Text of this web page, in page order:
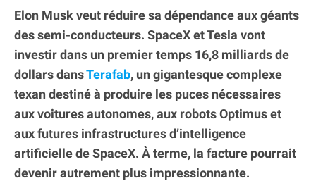
Elon Musk veut réduire sa dépendance aux géants
des semi-conducteurs. SpaceX et Tesla vont
investir dans un premier temps 16,8 milliards de
dollars dansTerafab, un gigantesque complexe
texan destiné à produire les puces nécessaires
aux voitures autonomes, aux robots Optimus et
aux futures infrastructures d’intelligence
artificielle de SpaceX. À terme, la facture pourrait
devenir autrement plus impressionnante.